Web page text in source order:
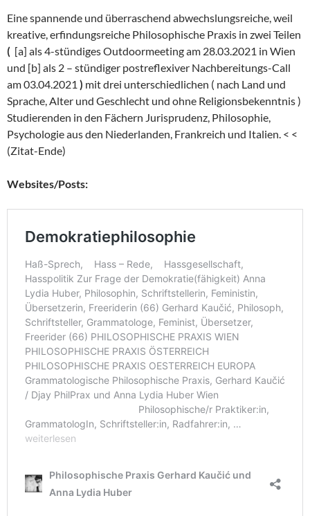
Eine spannende und überraschend abwechslungsreiche, weil
kreative, erfindungsreiche Philosophische Praxis in zwei Teilen
( [a] als 4-stündiges Outdoormeeting am 28.03.2021 in Wien
und [b] als 2 – stündiger postreflexiver Nachbereitungs-Call
am 03.04.2021 ) mit drei unterschiedlichen ( nach Land und
Sprache, Alter und Geschlecht und ohne Religionsbekenntnis )
Studierenden in den Fächern Jurisprudenz, Philosophie,
Psychologie aus den Niederlanden, Frankreich und Italien. < <
(Zitat-Ende)
Websites/Posts: